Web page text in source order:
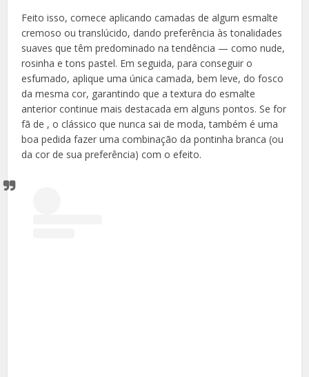
Feito isso, comece aplicando camadas de algum esmalte
cremoso ou translúcido, dando preferência às tonalidades
suaves que têm predominado na tendência — como nude,
rosinha e tons pastel. Em seguida, para conseguir o
esfumado, aplique uma única camada, bem leve, do fosco
da mesma cor, garantindo que a textura do esmalte
anterior continue mais destacada em alguns pontos. Se for
fã de , o clássico que nunca sai de moda, também é uma
boa pedida fazer uma combinação da pontinha branca (ou
da cor de sua preferência) com o efeito.